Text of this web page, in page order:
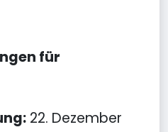
für
22. Dezember